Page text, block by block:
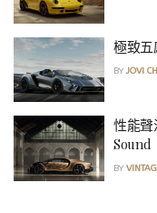
極致五
BY JOVI
性能聲
Sound
BY